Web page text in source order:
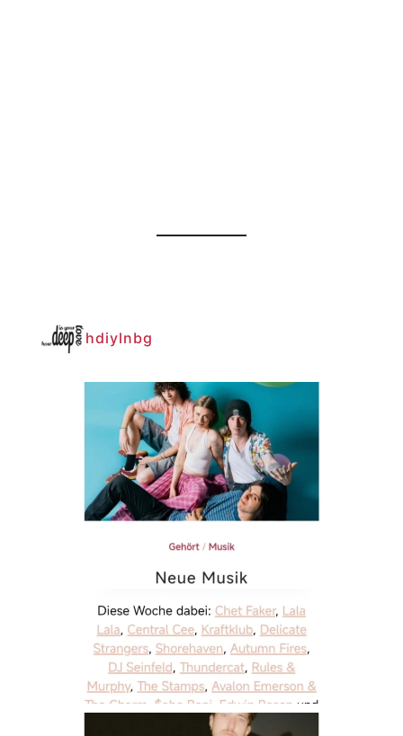
hdiylnbg